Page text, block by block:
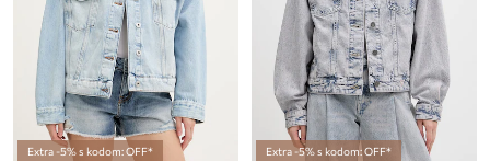
Extra -5% s kodom: OFF* Extra -5% s kodom: OFF*